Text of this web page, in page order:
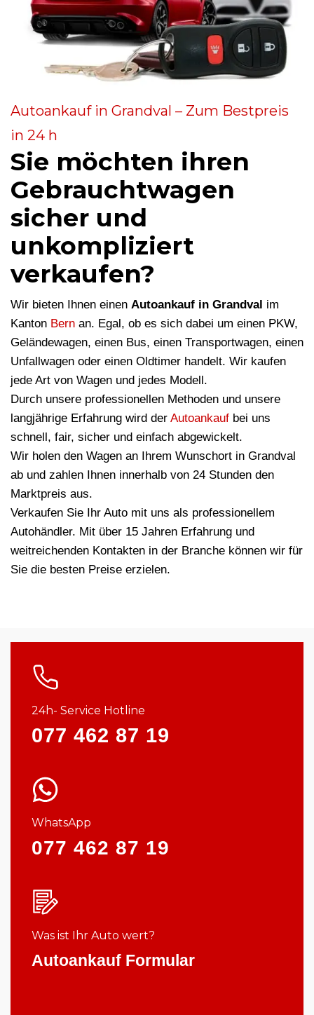
Autoankauf in Grandval – Zum Bestpreis
in 24 h
Sie möchten ihren
Gebrauchtwagen
sicher und
unkompliziert
verkaufen?
Wir bieten Ihnen einen Autoankauf in Grandval im
Kanton Bern an. Egal, ob es sich dabei um einen PKW,
Geländewagen, einen Bus, einen Transportwagen, einen
Unfallwagen oder einen Oldtimer handelt. Wir kaufen
jede Art von Wagen und jedes Modell.
Durch unsere professionellen Methoden und unsere
langjährige Erfahrung wird der Autoankauf bei uns
schnell, fair, sicher und einfach abgewickelt.
Wir holen den Wagen an Ihrem Wunschort in Grandval
ab und zahlen Ihnen innerhalb von 24 Stunden den
Marktpreis aus.
Verkaufen Sie Ihr Auto mit uns als professionellem
Autohändler. Mit über 15 Jahren Erfahrung und
weitreichenden Kontakten in der Branche können wir für
Sie die besten Preise erzielen.
24h- Service Hotline
077 462 87 19
WhatsApp
077 462 87 19
Was ist Ihr Auto wert?
Autoankauf Formular